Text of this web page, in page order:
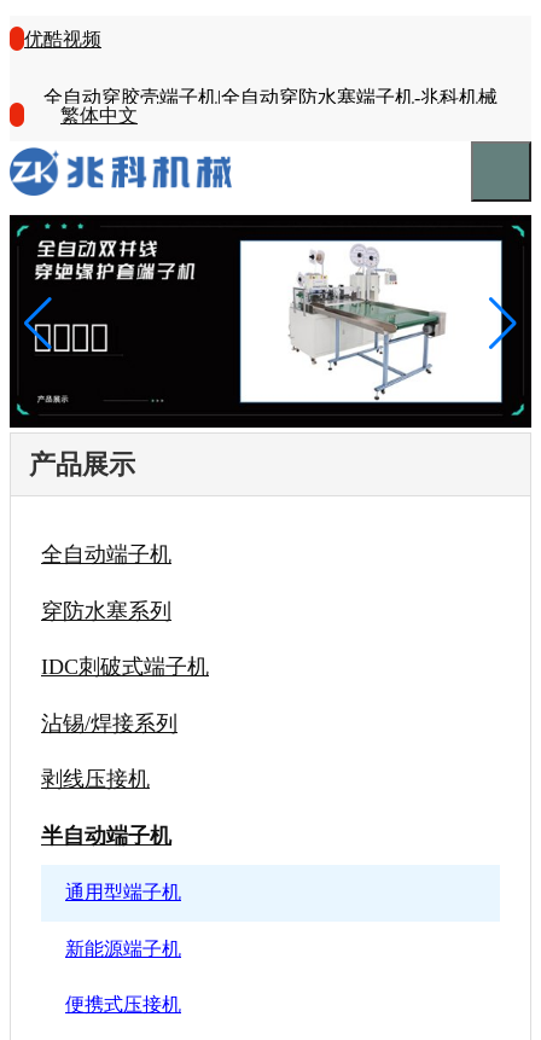
优酷视频
全自动穿胶壳端子机|全自动穿防水塞端子机-兆科机械
繁体中文
产品展示
全自动端子机
穿防水塞系列
IDC刺破式端子机
沾锡/焊接系列
剥线压接机
半自动端子机
通用型端子机
新能源端子机
便携式压接机